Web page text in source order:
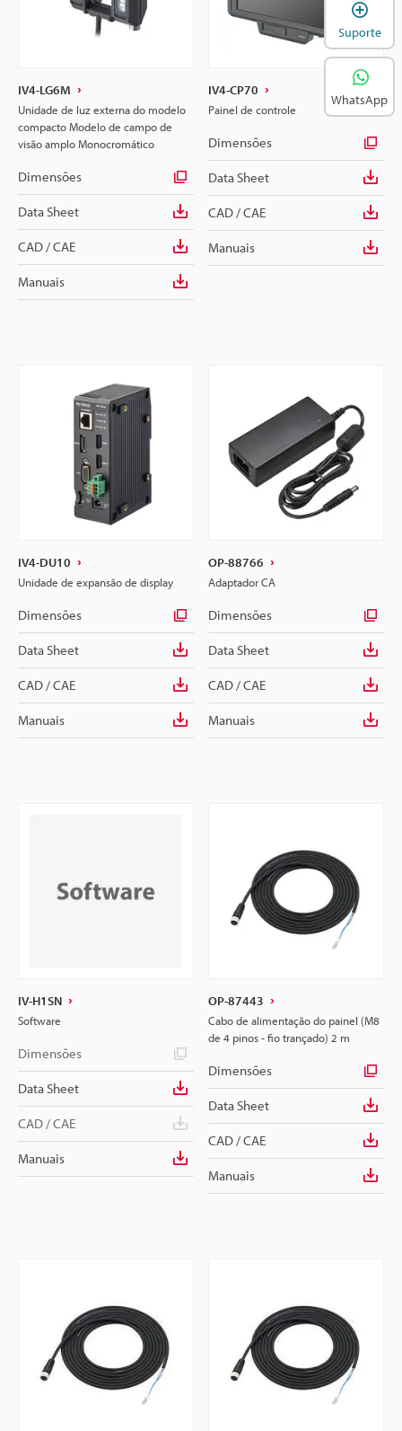
IV4-LG6M
Unidade de luz externa do modelo
compacto Modelo de campo de
visão amplo Monocromático
Dimensões
Data Sheet
CAD / CAE
Manuais
IV4-CP70
Painel de controle
Dimensões
Data Sheet
CAD / CAE
Manuais
IV4-DU10
Unidade de expansão de display
Dimensões
Data Sheet
CAD / CAE
Manuais
OP-88766
Adaptador CA
Dimensões
Data Sheet
CAD / CAE
Manuais
IV-H1SN
Software
Dimensões
Data Sheet
CAD / CAE
Manuais
OP-87443
Cabo de alimentação do painel (M8
de 4 pinos - fio trançado) 2 m
Dimensões
Data Sheet
CAD / CAE
Manuais
Suporte
WhatsApp